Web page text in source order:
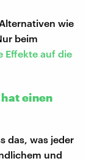
wie
beim
Effekte auf die
einen
das, was jeder
und